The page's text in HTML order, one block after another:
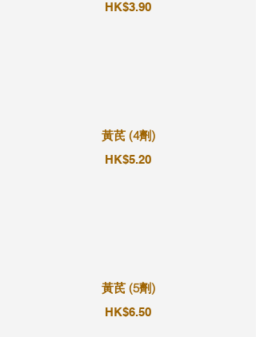
HK$3.90
黃芪 (4劑)
HK$5.20
黃芪 (5劑)
HK$6.50